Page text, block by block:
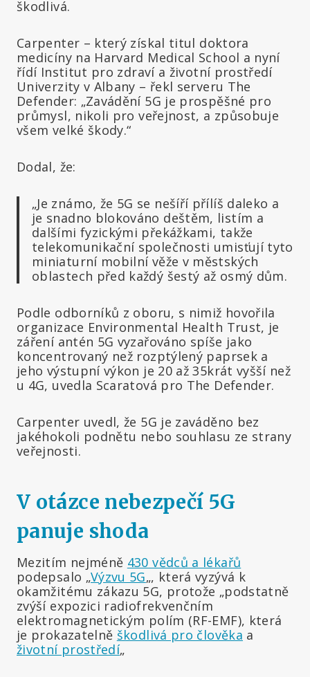
škodlivá.
Carpenter – který získal titul doktora
medicíny na Harvard Medical School a nyní
řídí Institut pro zdraví a životní prostředí
Univerzity v Albany – řekl serveru The
Defender: „Zavádění 5G je prospěšné pro
průmysl, nikoli pro veřejnost, a způsobuje
všem velké škody.“
Dodal, že:
„Je známo, že 5G se nešíří přílíš daleko a
je snadno blokováno deštěm, listím a
dalšími fyzickými překážkami, takže
telekomunikační společnosti umisťují tyto
miniaturní mobilní věže v městských
oblastech před každý šestý až osmý dům.
Podle odborníků z oboru, s nimiž hovořila
organizace Environmental Health Trust, je
záření antén 5G vyzařováno spíše jako
koncentrovaný než rozptýlený paprsek a
jeho výstupní výkon je 20 až 35krát vyšší než
u 4G, uvedla Scaratová pro The Defender.
Carpenter uvedl, že 5G je zaváděno bez
jakéhokoli podnětu nebo souhlasu ze strany
veřejnosti.
V otázce nebezpečí 5G
panuje shoda
Mezitím nejméně 430 vědců a lékařů
podepsalo „Výzvu 5G„, která vyzývá k
okamžitému zákazu 5G, protože „podstatně
zvýší expozici radiofrekvenčním
elektromagnetickým polím (RF-EMF), která
je prokazatelně škodlivá pro člověka a
životní prostředí„